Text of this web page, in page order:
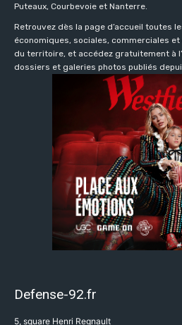
Puteaux, Courbevoie et Nanterre.
Retrouvez dès la page d’accueil toutes
économiques, sociales, commerciales
du territoire, et accédez gratuitement à
dossiers et galeries photos publiés
Defense-92.fr
5, square Henri Regnault